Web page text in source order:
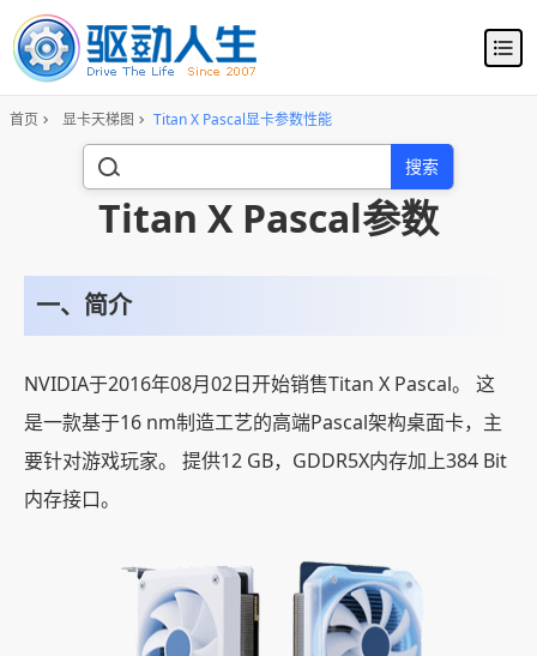
首页 显卡天梯图 Titan X Pascal显卡参数性能
搜索
Titan X Pascal参数
一、简介
NVIDIA于2016年08月02日开始销售Titan X Pascal。 这
是一款基于16 nm制造工艺的高端Pascal架构桌面卡，主
要针对游戏玩家。 提供12 GB，GDDR5X内存加上384 Bit
内存接口。